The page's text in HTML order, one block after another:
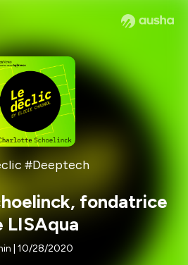
#Deeptech
fondatrice
LISAqua
| 10/28/2020